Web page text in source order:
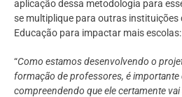
aplicação dessa metodologia para
se multiplique para outras instituições
Educação para impactar mais escolas:
“Como estamos desenvolvendo o
formação de professores, é importante
compreendendo que ele certamente